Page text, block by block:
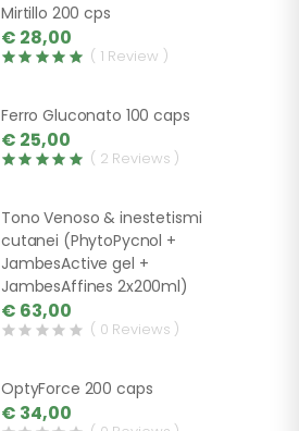
Mirtillo 200 cps
€ 28,00
( 1 Review )
Ferro Gluconato 100 caps
€ 25,00
( 2 Reviews )
Tono Venoso & inestetismi
cutanei (PhytoPycnol +
JambesActive gel +
JambesAffines 2x200ml)
€ 63,00
( 0 Reviews )
OptyForce 200 caps
€ 34,00